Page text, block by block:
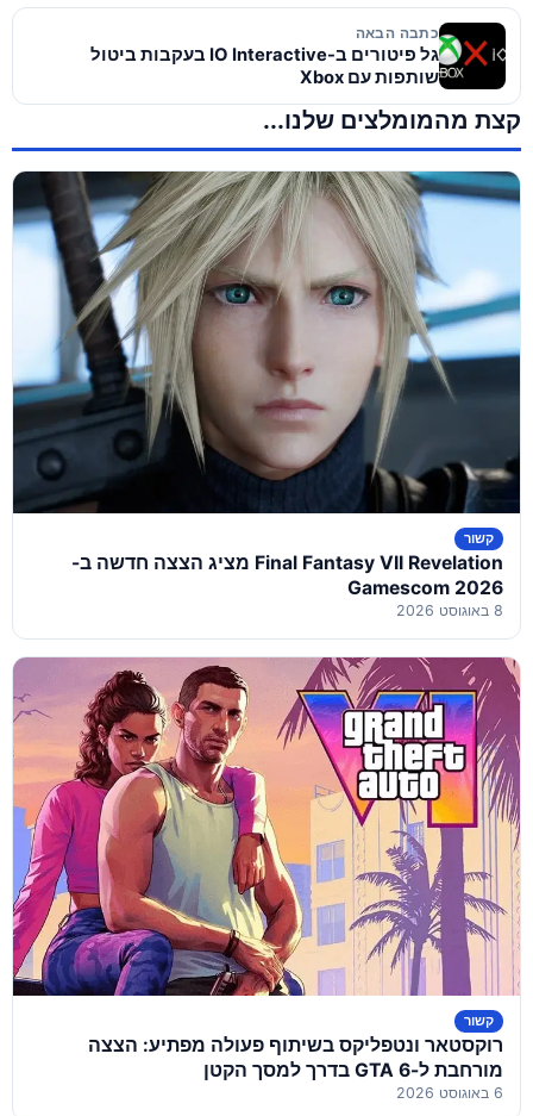
כתבה הבאה
גל פיטורים ב-IO Interactive בעקבות ביטול
שותפות עם Xbox
קצת מהמומלצים שלנו...
קשור
Final Fantasy VII Revelation מציג הצצה חדשה ב-
Gamescom 2026
8 באוגוסט 2026
קשור
רוקסטאר ונטפליקס בשיתוף פעולה מפתיע: הצצה
מורחבת ל-GTA 6 בדרך למסך הקטן
6 באוגוסט 2026